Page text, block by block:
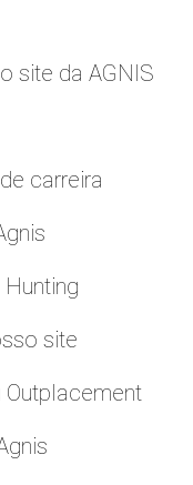
site da AGNIS
carreira
site